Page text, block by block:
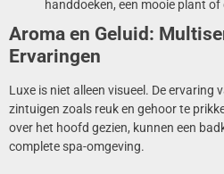
handdoeken, een mooie plant
Aroma en Geluid:
Ervaringen
Luxe is niet alleen visueel. De ervaring
zintuigen zoals reuk en gehoor te
over het hoofd gezien, kunnen een
complete spa-omgeving.